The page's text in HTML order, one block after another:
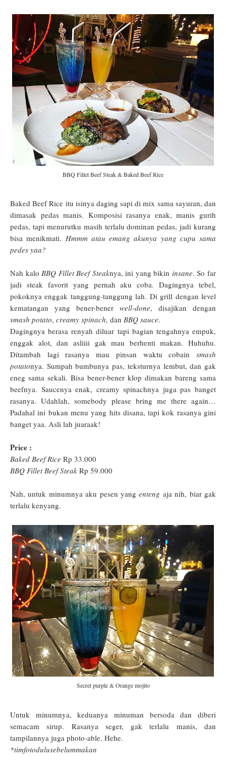
BBQ Fillet Beef Steak & Baked Beef Rice
Baked Beef Rice itu isinya daging sapi di mix sama sayuran, dan
dimasak pedas manis. Komposisi rasanya enak, manis gurih
pedas, tapi menurutku masih terlalu dominan pedas, jadi kurang
bisa menikmati. Hmmm atau emang akunya yang cupu sama
pedes yaa?
Nah kalo BBQ Fillet Beef Steaknya, ini yang bikin insane. So far
jadi steak favorit yang pernah aku coba. Dagingnya tebel,
pokoknya enggak tanggung-tanggung lah. Di grill dengan level
kematangan yang bener-bener well-done, disajikan dengan
smash potato, creamy spinach, dan BBQ sauce.
Dagingnya berasa renyah diluar tapi bagian tengahnya empuk,
enggak alot, dan asliiii gak mau berhenti makan. Huhuhu.
Ditambah lagi rasanya mau pinsan waktu cobain smash
potatonya. Sumpah bumbunya pas, teksturnya lembut, dan gak
eneg sama sekali. Bisa bener-bener klop dimakan bareng sama
beefnya. Saucenya enak, creamy spinachnya juga pas banget
rasanya. Udahlah, somebody please bring me there again…
Padahal ini bukan menu yang hits disana, tapi kok rasanya gini
banget yaa. Asli lah juaraak!
Price :
Baked Beef Rice Rp 33.000
BBQ Fillet Beef Steak Rp 59.000
Nah, untuk minumnya aku pesen yang enteng aja nih, biar gak
terlalu kenyang.
Secret purple & Orange mojito
Untuk minumnya, keduanya minuman bersoda dan diberi
semacam sirup. Rasanya seger, gak terlalu manis, dan
tampilannya juga photo-able. Hehe.
*timfotodulusebelummakan